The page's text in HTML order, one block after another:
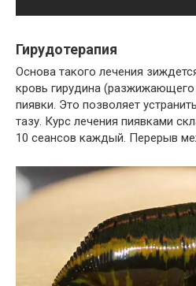
Гирудотерапия
Основа такого лечения
кровь гирудина (разжижающего
пиявки. Это позволяет
тазу. Курс лечения пиявками
10 сеансов каждый. Перерыв